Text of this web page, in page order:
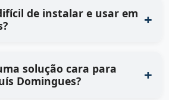
de instalar e usar em
solução cara para
Domingues?